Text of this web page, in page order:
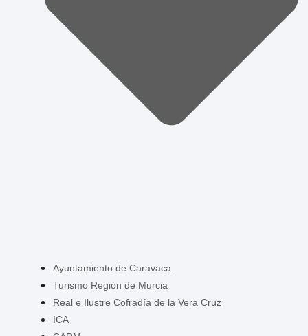
Ayuntamiento de Caravaca
Turismo Región de Murcia
Real e Ilustre Cofradía de la Vera Cruz
ICA